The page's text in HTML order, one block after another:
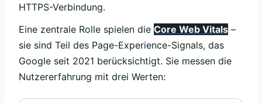
HTTPS-Verbindung.
Eine zentrale Rolle spielen die Core Web Vitals –
sie sind Teil des Page-Experience-Signals, das
Google seit 2021 berücksichtigt. Sie messen die
Nutzererfahrung mit drei Werten: